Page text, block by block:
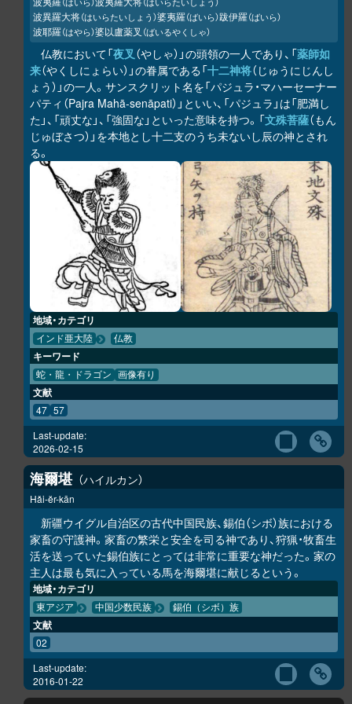
波異羅大将（はいらたいしょう）婆夷羅（ばいら）跋伊羅（ばいら）
波耶羅（はやら）婆以盧薬叉 （ばいるやくしゃ）
仏教において「夜叉（やしゃ）」の頭領の一人であり、「薬師如
来（やくしにょらい）」の眷属である「十二神将（じゅうにじんし
ょう）」の一人。サンスクリット名を「パジュラ・マハーセーナー
パティ（Pajra Mahā-senāpati）」といい、「パジュラ」は「肥満し
た」、「頑丈な」、「強固な」といった意味を持つ。「文殊菩薩（もん
じゅぼさつ）」を本地とし十二支のうち未ないし辰の神とされ
る。
地域・カテゴリ
インド亜大陸 仏教
キーワード
蛇・龍・ドラゴン 画像有り
文献
47 57
Last-update:
2026-02-15
海爾堪 ハイルカン
Hǎi-ĕr-kān
新疆ウイグル自治区の古代中国民族、錫伯（シボ）族における
家畜の守護神。家畜の繁栄と安全を司る神であり、狩猟・牧畜生
活を送っていた錫伯族にとっては非常に重要な神だった。家の
主人は最も気に入っている馬を海爾堪に献じるという。
地域・カテゴリ
東アジア 中国少数民族 錫伯（シボ）族
文献
02
Last-update:
2016-01-22